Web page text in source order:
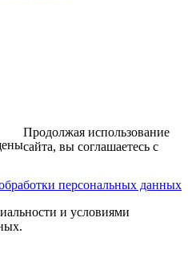
персональных данных
Продолжая использование
сайта, вы соглашаетесь с
и условиями